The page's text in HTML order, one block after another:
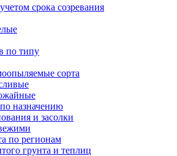
срока созревания
по типу
сорта
назначению
и засолки
по регионам
грунта и теплиц